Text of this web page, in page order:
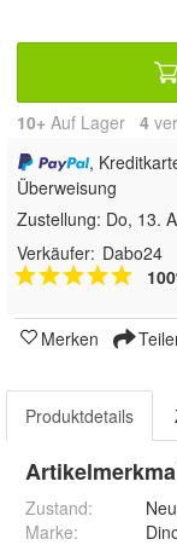
10+ Auf Lager 4
,
Überweisung
Zustellung: Do, 13.
Verkäufer: Dabo24
Merken
Produktdetails
Zustand:
Neu
Marke: